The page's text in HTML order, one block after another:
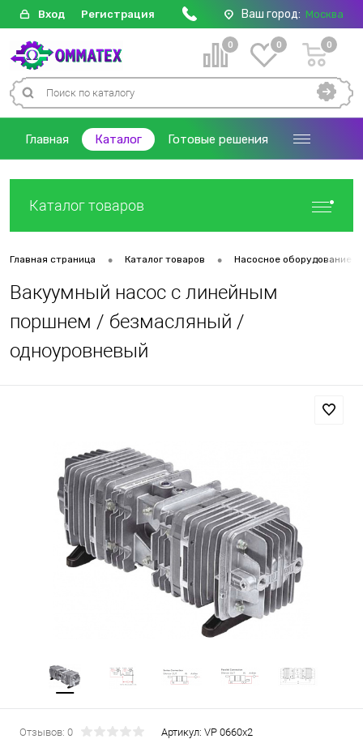
Вход Регистрация Ваш город: Москва
0 0 0
Главная Каталог Готовые решения
Каталог товаров
Главная страница • Каталог товаров • Насосное оборудование
Вакуумный насос с линейным
поршнем / безмасляный /
одноуровневый
Отзывов: 0 Артикул: VP 0660x2